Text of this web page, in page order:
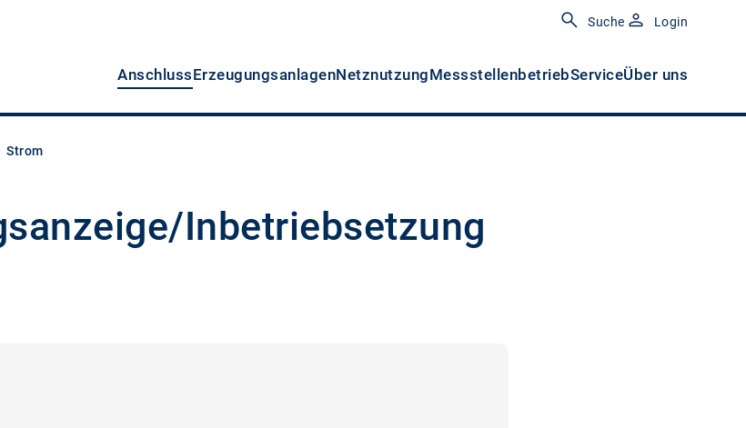
Suche Login
AnschlussErzeugungsanlagenNetznutzungMessstellenbetriebServiceÜber uns
Strom
Inbetriebsetzung